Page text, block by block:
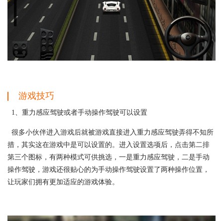
游戏技巧
1、重力感应驾驶或者手动操作驾驶可以设置
很多小伙伴进入游戏后就被游戏直接进入重力感应驾驶弄得不知所
措，其实这在游戏中是可以设置的。进入设置选项后，点击第二排
第三个图标，有两种模式可供挑选，一是重力感应驾驶，二是手动
操作驾驶，游戏还很贴心的为手动操作驾驶设置了两种操作位置，
让玩家们拥有更加适应的游戏体验。